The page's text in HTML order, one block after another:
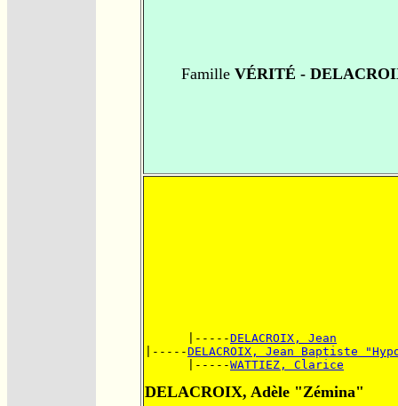
FamilleVÉRITÉ -
      |-----
DELACROIX, Jean
|-----DELACROIX, Jean Baptiste
      |-----
WATTIEZ, Clarice
DELACROIX, Adèle "Zémina"